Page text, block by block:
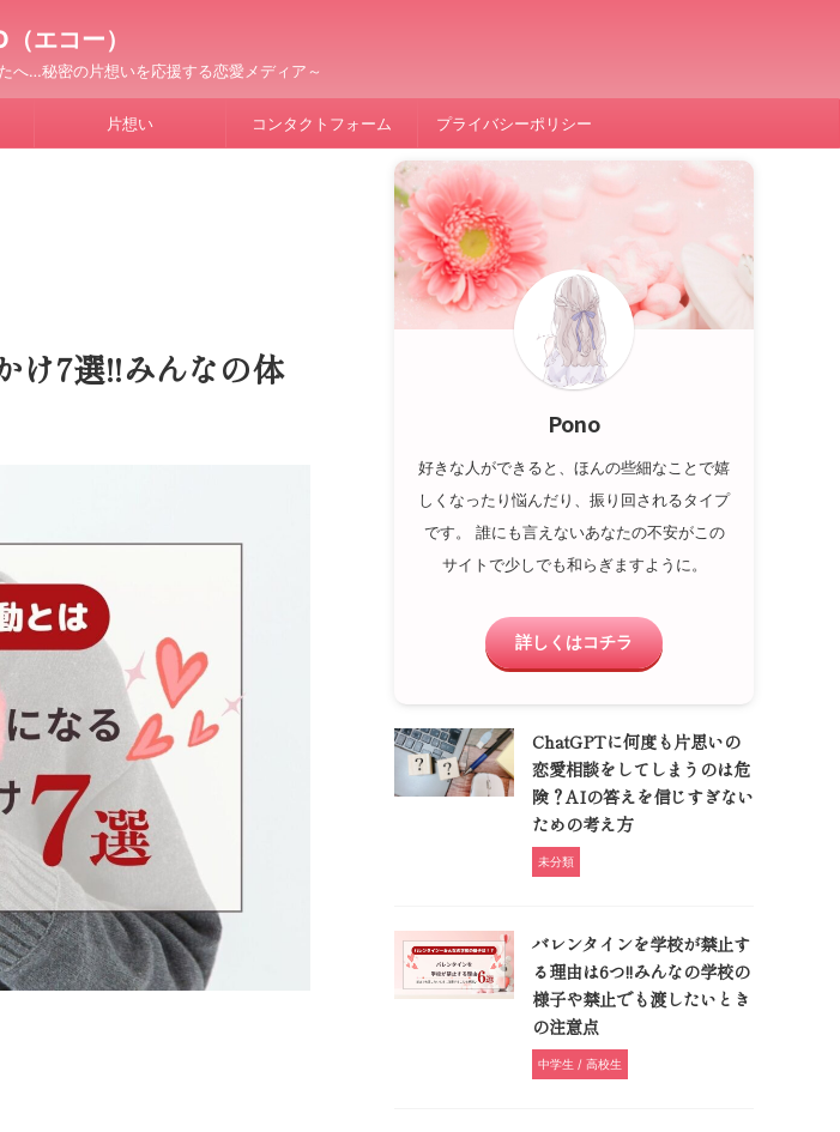
エコー）
へ…秘密の片想いを応援する恋愛メディア～
片想い コンタクトフォーム プライバシーポリシー
け7選!!みんなの体
Pono
好きな人ができると、ほんの些細なことで嬉
しくなったり悩んだり、振り回されるタイプ
です。 誰にも言えないあなたの不安がこの
サイトで少しでも和らぎますように。
詳しくはコチラ
ChatGPTに何度も片思いの
恋愛相談をしてしまうのは危
険？AIの答えを信じすぎない
ための考え方
未分類
バレンタインを学校が禁止す
る理由は6つ!!みんなの学校の
様子や禁止でも渡したいとき
の注意点
中学生 / 高校生